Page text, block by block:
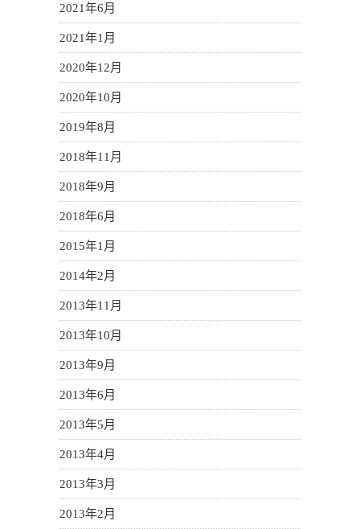
2021年6月
2021年1月
2020年12月
2020年10月
2019年8月
2018年11月
2018年9月
2018年6月
2015年1月
2014年2月
2013年11月
2013年10月
2013年9月
2013年6月
2013年5月
2013年4月
2013年3月
2013年2月